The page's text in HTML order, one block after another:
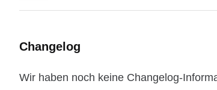
Changelog
Wir haben noch keine Changelog-